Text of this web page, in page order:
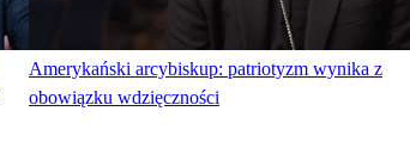
Amerykański arcybiskup: patriotyzm wynika z
obowiązku wdzięczności